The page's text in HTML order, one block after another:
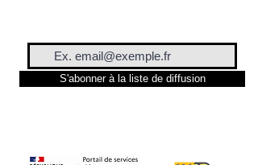
Filament utilisé pour cette
Impression 3d : Lv3d Luxe
Ce fichier est egalement
S'abonner à la liste de diffusion